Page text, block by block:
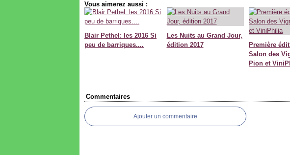
Vous aimerez aussi :
Blair Pethel: les 2016 Si
peu de barriques....
Les Nuits au Grand Jour,
édition 2017
Première
Salon des
Pion et
Commentaires
Ajouter un commentaire